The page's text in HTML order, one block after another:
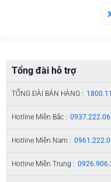
Tổng đài hỗ trợ
TỔNG ĐÀI BÁN HÀNG :
Hotline Miền Bắc :
Hotline Miền Nam :
Hotline Miền Trung :